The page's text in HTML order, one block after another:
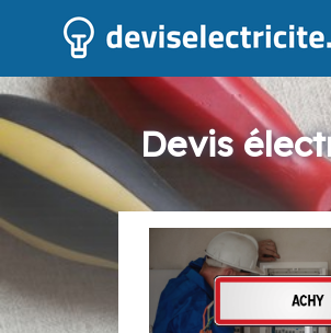
Devis